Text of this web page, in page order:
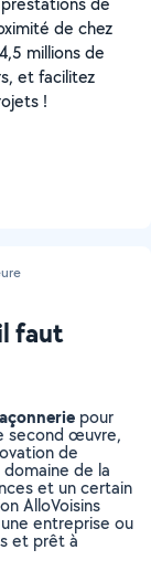
de chez
millions de
et facilitez
!
faut
pour
second œuvre,
de
de la
et un certain
AlloVoisins
entreprise ou
et prêt à